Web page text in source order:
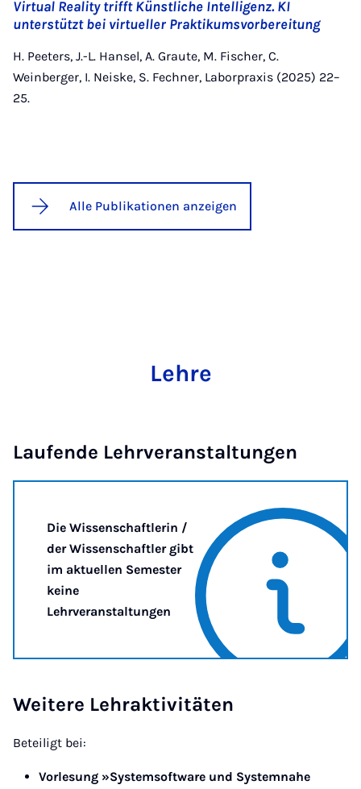
Virtual Reality trifft Künstliche Intelligenz. KI
unterstützt bei virtueller Praktikumsvorbereitung
H. Peeters, J.-L. Hansel, A. Graute, M. Fischer, C.
Weinberger, I. Neiske, S. Fechner, Laborpraxis (2025) 22–
25.
Alle Publikationen anzeigen
Lehre
Laufende Lehrveranstaltungen
Die Wissenschaftlerin /
der Wissenschaftler gibt
im aktuellen Semester
keine
Lehrveranstaltungen
Weitere Lehraktivitäten
Beteiligt bei:
Vorlesung »Systemsoftware und Systemnahe